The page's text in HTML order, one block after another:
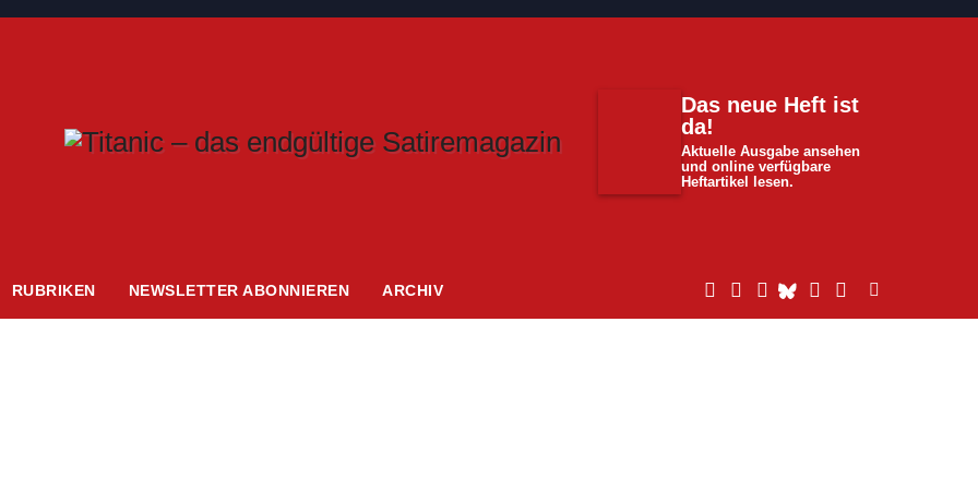
Das neue Heft ist
da!
Aktuelle Ausgabe ansehen
und online verfügbare
Heftartikel lesen.
RUBRIKEN NEWSLETTER ABONNIEREN ARCHIV